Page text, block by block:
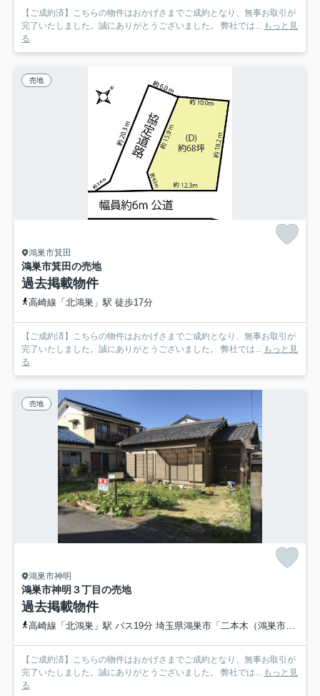
【ご成約済】こちらの物件はおかげさまでご成約となり、無事お取引が
完了いたしました。誠にありがとうございました。 弊社では...
もっと見
る
売地
鴻巣市箕田
鴻巣市箕田の売地
過去掲載物件
高崎線「北鴻巣」駅 徒歩17分
【ご成約済】こちらの物件はおかげさまでご成約となり、無事お取引が
完了いたしました。誠にありがとうございました。 弊社では...
もっと見
る
売地
鴻巣市神明
鴻巣市神明３丁目の売地
過去掲載物件
高崎線「北鴻巣」駅 バス19分 埼玉県鴻巣市「二本木（鴻巣市）」 停歩11分
【ご成約済】こちらの物件はおかげさまでご成約となり、無事お取引が
完了いたしました。誠にありがとうございました。 弊社では...
もっと見
る